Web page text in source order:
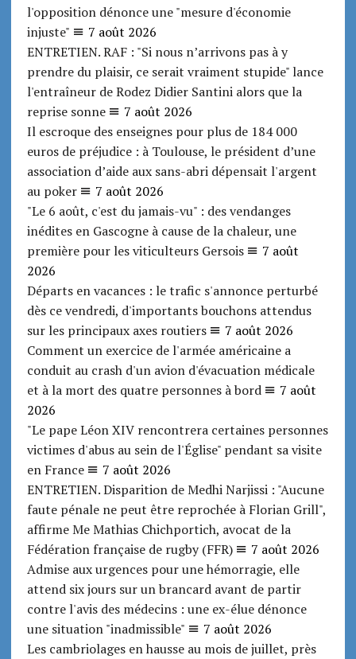
l'opposition dénonce une "mesure d'économie
injuste"
7 août 2026
ENTRETIEN. RAF : "Si nous n’arrivons pas à y
prendre du plaisir, ce serait vraiment stupide" lance
l'entraîneur de Rodez Didier Santini alors que la
reprise sonne
7 août 2026
Il escroque des enseignes pour plus de 184 000
euros de préjudice : à Toulouse, le président d’une
association d’aide aux sans-abri dépensait l'argent
au poker
7 août 2026
"Le 6 août, c'est du jamais-vu" : des vendanges
inédites en Gascogne à cause de la chaleur, une
première pour les viticulteurs Gersois
7 août
2026
Départs en vacances : le trafic s'annonce perturbé
dès ce vendredi, d'importants bouchons attendus
sur les principaux axes routiers
7 août 2026
Comment un exercice de l'armée américaine a
conduit au crash d'un avion d'évacuation médicale
et à la mort des quatre personnes à bord
7 août
2026
"Le pape Léon XIV rencontrera certaines personnes
victimes d'abus au sein de l'Église" pendant sa visite
en France
7 août 2026
ENTRETIEN. Disparition de Medhi Narjissi : "Aucune
faute pénale ne peut être reprochée à Florian Grill",
affirme Me Mathias Chichportich, avocat de la
Fédération française de rugby (FFR)
7 août 2026
Admise aux urgences pour une hémorragie, elle
attend six jours sur un brancard avant de partir
contre l'avis des médecins : une ex-élue dénonce
une situation "inadmissible"
7 août 2026
Les cambriolages en hausse au mois de juillet, près